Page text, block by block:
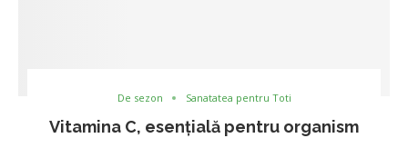
De sezon Sanatatea pentru Toti
Vitamina C, esențială pentru organism